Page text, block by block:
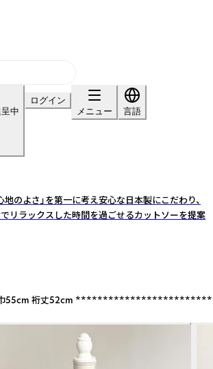
中
ログイン
メニュー
言語
のよさ」を第一に考え安心な日本製にこだわり、
リラックスした時間を過ごせるカットソーを提案
着丈66cm 身巾55cm 裄丈52cm